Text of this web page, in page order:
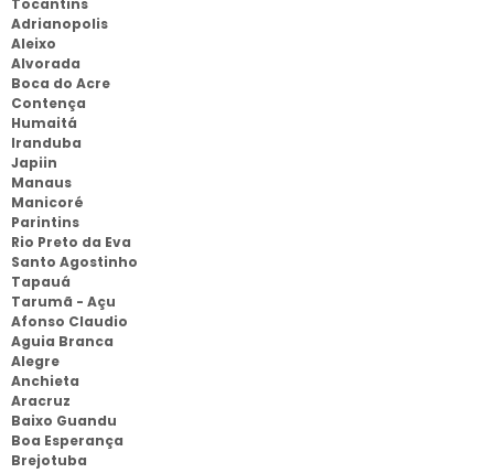
Tocantins
Adrianopolis
Aleixo
Alvorada
Boca do Acre
Contença
Humaitá
Iranduba
Japiin
Manaus
Manicoré
Parintins
Rio Preto da Eva
Santo Agostinho
Tapauá
Tarumã - Açu
Afonso Claudio
Aguia Branca
Alegre
Anchieta
Aracruz
Baixo Guandu
Boa Esperança
Brejotuba